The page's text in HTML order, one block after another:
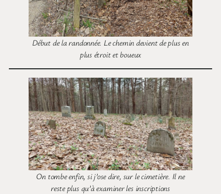
Début de la randonnée. Le chemin devient de plus en
plus étroit et boueux
On tombe enfin, si j’ose dire, sur le cimetière. Il ne
reste plus qu’à examiner les inscriptions